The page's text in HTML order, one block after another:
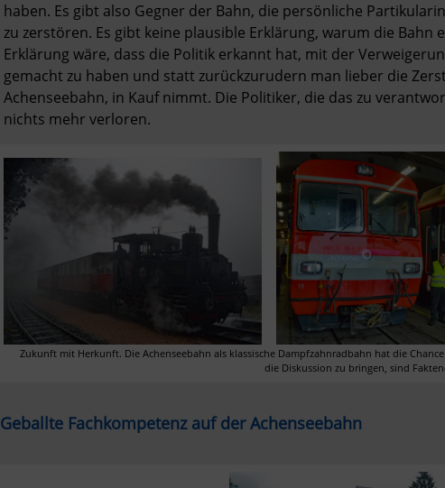
haben. Es gibt also Gegner der Bahn, die persönliche
zu zerstören. Es gibt keine plausible Erklärung, warum die
Erklärung wäre, dass die Politik erkannt hat, mit der
gemacht zu haben und statt zurückzurudern man lieber die
Achenseebahn, in Kauf nimmt. Die Politiker, die das zu
nichts mehr verloren.
Zukunft mit Herkunft. Die Achenseebahn als klassische Dampfzahnradbahn hat die
die Diskussion zu bringen, sind
Geballte Fachkompetenz auf der Achenseebahn